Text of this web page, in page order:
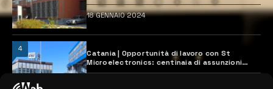
18 GENNAIO 2024
4
Catania | Opportunità di lavoro con St
Microelectronics: centinaia di assunzioni
previste